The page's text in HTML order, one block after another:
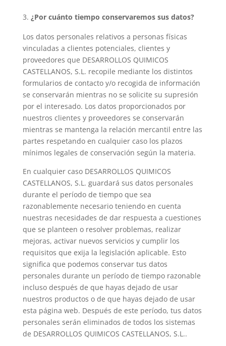
¿Por cuánto tiempo conservaremos sus datos?
Los datos personales relativos a personas físicas
vinculadas a clientes potenciales, clientes y
proveedores que DESARROLLOS QUIMICOS
CASTELLANOS, S.L. recopile mediante los distintos
formularios de contacto y/o recogida de información
se conservarán mientras no se solicite su supresión
por el interesado. Los datos proporcionados por
nuestros clientes y proveedores se conservarán
mientras se mantenga la relación mercantil entre las
partes respetando en cualquier caso los plazos
mínimos legales de conservación según la materia.
En cualquier caso DESARROLLOS QUIMICOS
CASTELLANOS, S.L. guardará sus datos personales
durante el período de tiempo que sea
razonablemente necesario teniendo en cuenta
nuestras necesidades de dar respuesta a cuestiones
que se planteen o resolver problemas, realizar
mejoras, activar nuevos servicios y cumplir los
requisitos que exija la legislación aplicable. Esto
significa que podemos conservar tus datos
personales durante un período de tiempo razonable
incluso después de que hayas dejado de usar
nuestros productos o de que hayas dejado de usar
esta página web. Después de este período, tus datos
personales serán eliminados de todos los sistemas
de DESARROLLOS QUIMICOS CASTELLANOS, S.L..